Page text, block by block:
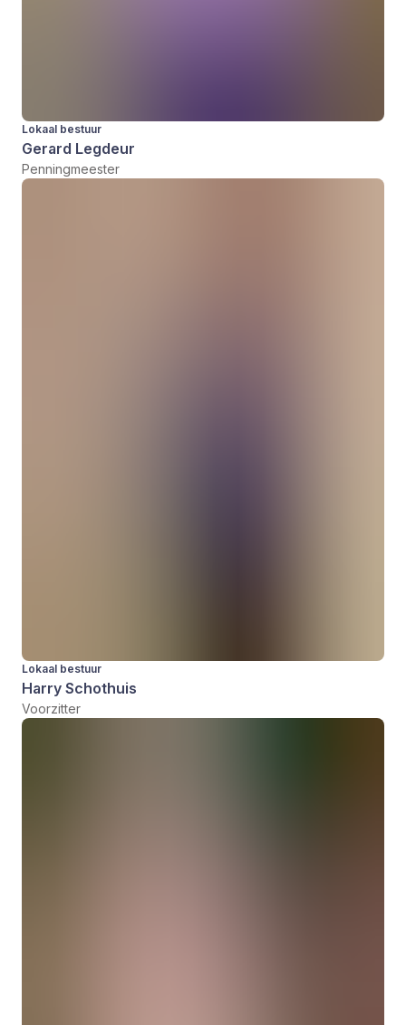
Lokaal bestuur
Gerard Legdeur
Penningmeester
Lokaal bestuur
Harry Schothuis
Voorzitter